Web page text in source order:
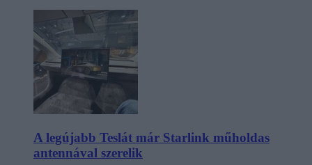
A legújabb Teslát már Starlink műholdas
antennával szerelik